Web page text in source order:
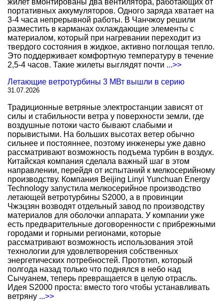
жилет вмонтированы два вентилятора, работающих от
портативных аккумуляторов. Одного заряда хватает на
3-4 часа непрерывной работы. В Чанчжоу решили
разместить в карманах охлаждающие элементы с
материалом, который при нагревании переходит из
твердого состояния в жидкое, активно поглощая тепло.
Это поддерживает комфортную температуру в течение
2,5-4 часов. Такие жилеты выглядят почти ...>>
Летающие ветротурбины 3 МВт вышли в серию
31.07.2026
Традиционные ветряные электростанции зависят от
силы и стабильности ветра у поверхности земли, где
воздушные потоки часто бывают слабыми и
порывистыми. На больших высотах ветер обычно
сильнее и постояннее, поэтому инженеры уже давно
рассматривают возможность подъема турбин в воздух.
Китайская компания сделала важный шаг в этом
направлении, перейдя от испытаний к мелкосерийному
производству. Компания Beijing Linyi Yunchuan Energy
Technology запустила мелкосерийное производство
летающей ветротурбины S2000, а в провинции
Чжэцзян возводят отдельный завод по производству
материалов для оболочки аппарата. У компании уже
есть предварительные договоренности с прибрежными
городами и горными регионами, которые
рассматривают возможность использования этой
технологии для удовлетворения собственных
энергетических потребностей. Прототип, который
полгода назад только что поднялся в небо над
Сычуанем, теперь превращается в целую отрасль.
Идея S2000 проста: вместо того чтобы устанавливать
ветряну ...>>